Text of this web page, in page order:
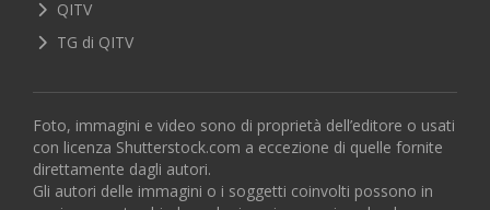
QITV
TG di QITV
Foto, immagini e video sono di proprietà dell’editore o usati
con licenza Shutterstock.com a eccezione di quelle fornite
direttamente dagli autori.
Gli autori delle immagini o i soggetti coinvolti possono in